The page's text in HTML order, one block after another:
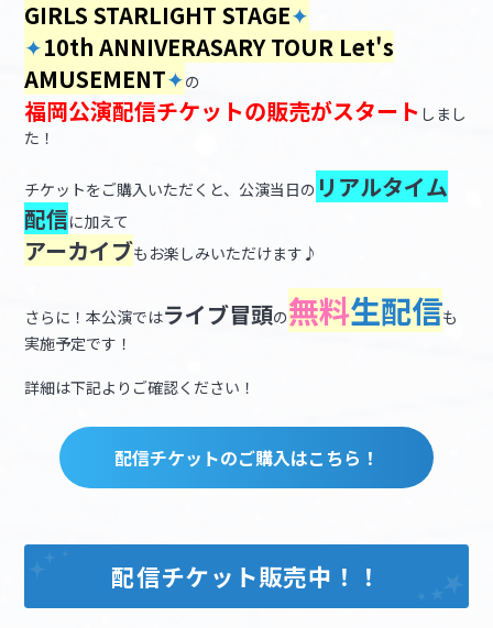
GIRLS STARLIGHT STAGE✦
✦10th ANNIVERASARY TOUR Let's
AMUSEMENT✦の
福岡公演配信チケットの販売がスタート しまし
た！
チケットをご購入いただくと、公演当日の リアルタイム
配信に加えて
アーカイブもお楽しみいただけます♪
さらに！本公演ではライブ冒頭の無料生配信も
実施予定です！
詳細は下記よりご確認ください！
配信チケットのご購入はこちら！
配信チケット販売中！！